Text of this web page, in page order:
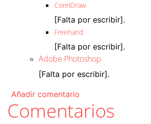
CorelDraw
[Falta por escribir].
Freehand
[Falta por escribir].
Adobe Photoshop
[Falta por escribir].
Añadir comentario
Comentarios